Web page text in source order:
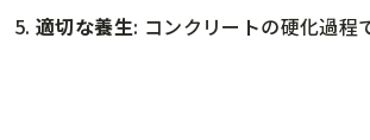
適切な養生: コンクリートの硬化過程